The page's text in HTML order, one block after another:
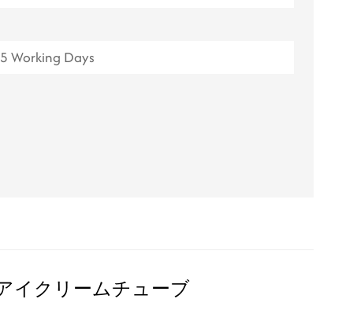
Working Days
イクリームチューブ